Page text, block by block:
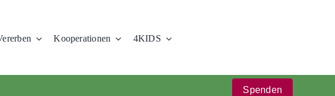
Kooperationen 4KIDS
Spenden